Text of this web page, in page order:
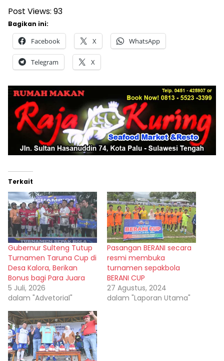
Post Views: 93
Bagikan ini:
Facebook X WhatsApp
Telegram X
Terkait
Gubernur Sulteng Tutup
Turnamen Taruna Cup di
Desa Kalora, Berikan
Bonus bagi Para Juara
5 Juli, 2026
dalam "Advetorial"
Pasangan BERANI secara
resmi membuka
turnamen sepakbola
BERANI CUP
27 Agustus, 2024
dalam "Laporan Utama"